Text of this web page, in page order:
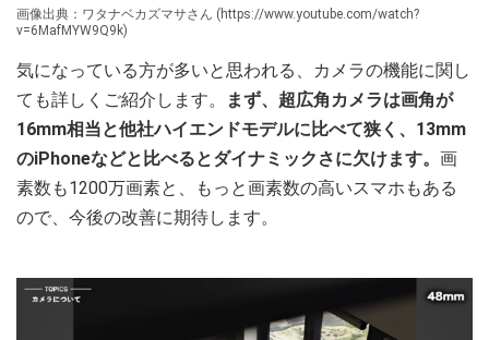
画像出典：ワタナベカズマサさん (https://www.youtube.com/watch?
v=6MafMYW9Q9k)
気になっている方が多いと思われる、カメラの機能に関し
ても詳しくご紹介します。
まず、超広角カメラは画角が
16mm相当と他社ハイエンドモデルに比べて狭く、13mm
のiPhoneなどと比べるとダイナミックさに欠けます。 画
素数も1200万画素と、もっと画素数の高いスマホもある
ので、今後の改善に期待します。